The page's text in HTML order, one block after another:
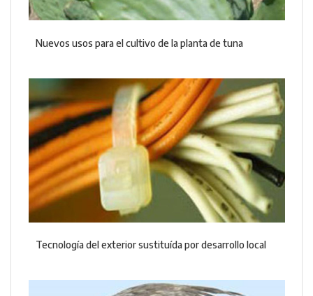
Nuevos usos para el cultivo de la planta de tuna
Tecnología del exterior sustituída por desarrollo local